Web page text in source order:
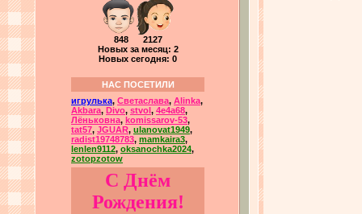
848 2127
Новых за месяц: 2
Новых сегодня: 0
НАС ПОСЕТИЛИ
игрулька, Светаслава, Alinka,
Akbara, Divo, stvol , 4e4a68,
Лёньковна, komissarov-53,
tat57, JGUAR, ulanovat1949,
radist19748783, mamkaira3,
lenlen9112, oksanochka2024,
zotopzotow
С Днём
Рождения!